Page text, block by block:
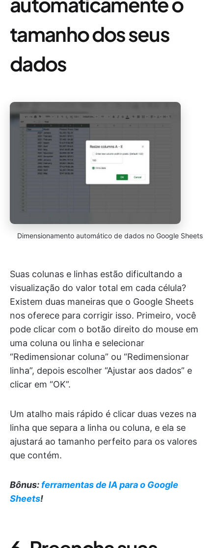
tamanho dos seus
dados
Dimensionamento automático de dados no Google Sheets
Suas colunas e linhas estão dificultando a
visualização do valor total em cada célula?
Existem duas maneiras que o Google Sheets
nos oferece para corrigir isso. Primeiro, você
pode clicar com o botão direito do mouse em
uma coluna ou linha e selecionar
“Redimensionar coluna” ou “Redimensionar
linha”, depois escolher “Ajustar aos dados” e
clicar em “OK”.
Um atalho mais rápido é clicar duas vezes na
linha que separa a linha ou coluna, e ela se
ajustará ao tamanho perfeito para os valores
que contém.
Bônus:ferramentas de IA para o Google
Sheets!